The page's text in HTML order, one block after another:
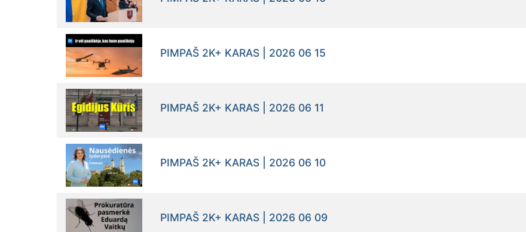
PIMPAŠ 2K+ KARAS | 2026 06 15
PIMPAŠ 2K+ KARAS | 2026 06 11
PIMPAŠ 2K+ KARAS | 2026 06 10
PIMPAŠ 2K+ KARAS | 2026 06 09